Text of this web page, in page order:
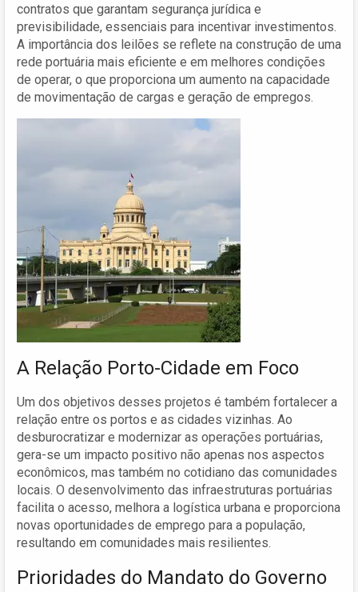
contratos que garantam segurança jurídica e
previsibilidade, essenciais para incentivar investimentos.
A importância dos leilões se reflete na construção de uma
rede portuária mais eficiente e em melhores condições
de operar, o que proporciona um aumento na capacidade
de movimentação de cargas e geração de empregos.
A Relação Porto-Cidade em Foco
Um dos objetivos desses projetos é também fortalecer a
relação entre os portos e as cidades vizinhas. Ao
desburocratizar e modernizar as operações portuárias,
gera-se um impacto positivo não apenas nos aspectos
econômicos, mas também no cotidiano das comunidades
locais. O desenvolvimento das infraestruturas portuárias
facilita o acesso, melhora a logística urbana e proporciona
novas oportunidades de emprego para a população,
resultando em comunidades mais resilientes.
Prioridades do Mandato do Governo